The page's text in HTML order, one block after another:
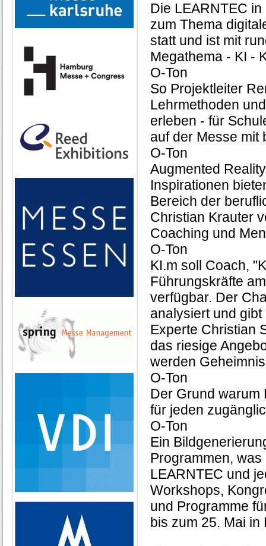
Die LEARNTEC
zum Thema
statt und ist mit
Megathema - KI -
O-Ton
So Projektleiter
Lehrmethoden
erleben - für
auf der Messe mit
O-Ton
Augmented
Inspirationen
Bereich der
Christian Krauter
Coaching und
O-Ton
KI.m soll Coach,
Führungskräfte
verfügbar. Der
analysiert und
Experte Christian
das riesige
werden
O-Ton
Der Grund warum
für jeden
O-Ton
Ein
Programmen,
LEARNTEC und
Workshops,
und Programme
bis zum 25. Mai